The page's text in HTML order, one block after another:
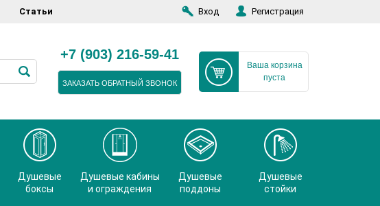
Статьи Вход Регистрация
+7 (903) 216-59-41
ЗАКАЗАТЬ ОБРАТНЫЙ ЗВОНОК
Ваша корзина
пуста
Душевые
боксы
Душевые кабины
и ограждения
Душевые
поддоны
Душевые
стойки